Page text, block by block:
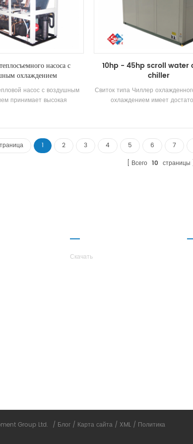
насоса с
охлаждением
насос с воздушным
принимает высокая
высокая эффективность
Теплообменник и
катушки, используя R22,
10hp - 45hp scroll water
chiller
Свиток типа Чиллер
охлаждением имеет
обслуживание, а
энергоэффективности - 4-2.
способность Диапазон:
113400 Kcal (10HP ~ 45HP),
1 2 3 4 5 6 7
Всего 10 страницы
Скачать
Group Ltd. / Блог / Карта сайта / XML / Политика